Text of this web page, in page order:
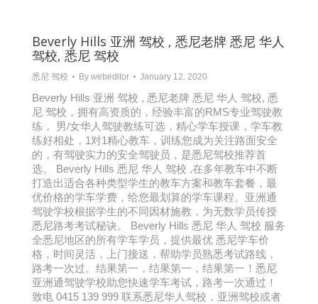
Beverly Hills 亚洲 驾校 , 悉尼老牌 悉尼 华人
驾校, 悉尼 驾校
悉尼 驾校 By webeditor January 12, 2020
Beverly Hills 亚洲 驾校 , 悉尼老牌 悉尼 华人 驾校, 悉
尼 驾校，拥有高资质的，经验丰富的RMS专业驾驶教
练， 男/女华人驾驶教练可选，精心学车授课，学车教
练好相处，1对1精心教车，训练您成为关注路面安全
的，有驾驶实力的安全驾驶员，是悉尼驾校推荐首
选。 Beverly Hills 悉尼 华人 驾校 ,在多年教车中不断
打造出适合各种类型学生的教车方案和教车套餐，最
优价格的学车学费，给您最划算的学车课程。亚洲通
驾驶学校根据学生的不同因材施教，为无数学员传授
悉尼路考考试秘诀。 Beverly Hills 悉尼 华人 驾校 服务
全悉尼地区的所有学车学员，提供最优 悉尼学车价
格，时间灵活，上门接送，帮助学员熟悉考试路线，
路考一次过。结果第一，结果第一，结果第一！悉尼
亚洲通驾驶学校助您快速学车考试，路考一次通过！
致电 0415 139 999 联系悉尼华人驾校，亚洲驾校或者